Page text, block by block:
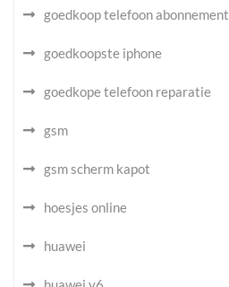
goedkoop telefoon abonnement
goedkoopste iphone
goedkope telefoon reparatie
gsm
gsm scherm kapot
hoesjes online
huawei